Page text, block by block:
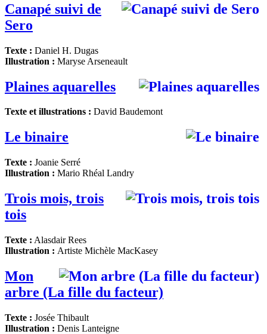
Canapé suivi de
Sero
Texte : Daniel H. Dugas
Illustration : Maryse Arseneault
Plaines aquarelles
Texte et illustrations : David Baudemont
Le binaire
Texte : Joanie Serré
Illustration : Mario Rhéal Landry
Trois mois, trois
tois
Texte : Alasdair Rees
Illustration : Artiste Michèle MacKasey
Mon
arbre (La fille du facteur)
Texte : Josée Thibault
Illustration : Denis Lanteigne